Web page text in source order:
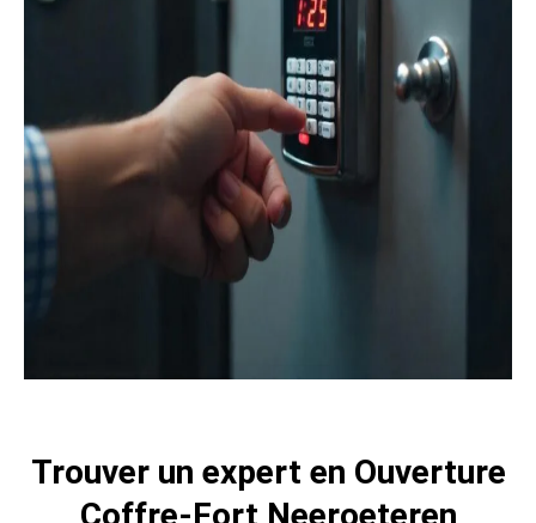
Trouver un expert en Ouverture
Coffre-Fort Neeroeteren